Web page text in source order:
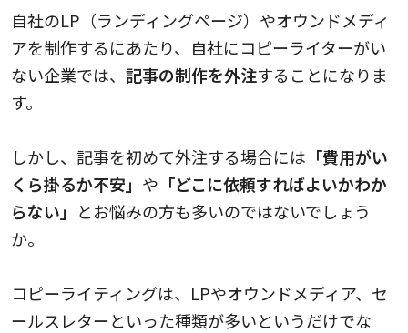
自社のLP（ランディングページ）やオウンドメディ
アを制作するにあたり、自社にコピーライターがい
ない企業では、 記事の制作を外注することになりま
す。
しかし、記事を初めて外注する場合には 「費用がい
くら掛るか不安」 や 「どこに依頼すればよいかわか
らない」 とお悩みの方も多いのではないでしょう
か。
コピーライティングは、LPやオウンドメディア、セ
ールスレターといった種類が多いというだけでな